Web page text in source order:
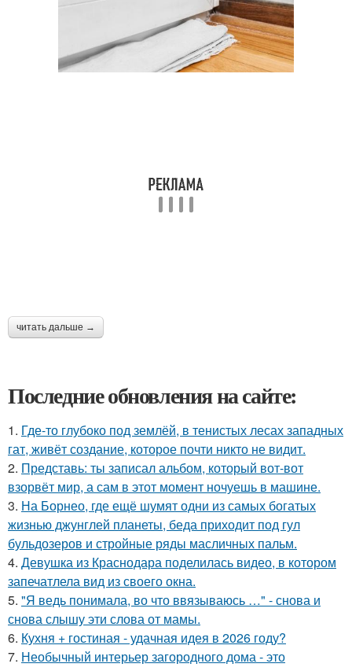
читать дальше →
Последние обновления на сайте:
1. Где-то глубоко под землёй, в тенистых лесах западных
гат, живёт создание, которое почти никто не видит.
2. Представь: ты записал альбом, который вот-вот
взорвёт мир, а сам в этот момент ночуешь в машине.
3. На Борнео, где ещё шумят одни из самых богатых
жизнью джунглей планеты, беда приходит под гул
бульдозеров и стройные ряды масличных пальм.
4. Девушка из Краснодара поделилась видео, в котором
запечатлела вид из своего окна.
5. "Я ведь понимала, во что ввязываюсь …" - снова и
снова слышу эти слова от мамы.
6. Кухня + гостиная - удачная идея в 2026 году?
7. Необычный интерьер загородного дома - это